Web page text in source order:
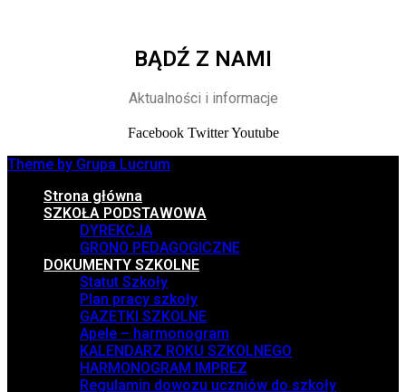
BĄDŹ Z NAMI
Aktualności i informacje
Facebook Twitter Youtube
Theme by Grupa Lucrum
Strona główna
SZKOŁA PODSTAWOWA
DYREKCJA
GRONO PEDAGOGICZNE
DOKUMENTY SZKOLNE
Statut Szkoły
Plan pracy szkoły
GAZETKI SZKOLNE
Apele – harmonogram
KALENDARZ ROKU SZKOLNEGO
HARMONOGRAM IMPREZ
Regulamin dowozu uczniów do szkoły